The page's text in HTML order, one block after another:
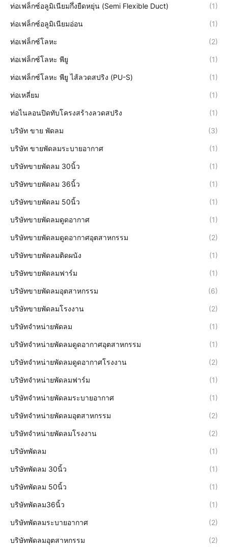
ท่อเฟล็กซ์อลูมิเนียมกึ่งยืดหยุ่น (Semi Flexible Duct) (1)
ท่อเฟล็กซ์อลูมิเนียมอ่อน (1)
ท่อเฟล็กซ์โลหะ (2)
ท่อเฟล็กซ์โลหะ พียู (1)
ท่อเฟล็กซ์โลหะ พียู ไส้ลวดสปริง (PU-S) (1)
ท่อเหลี่ยม (1)
ท่อไนลอนปิดทับโครงสร้างลวดสปริง (1)
บริษัท ขาย พัดลม (3)
บริษัท ขายพัดลมระบายอากาศ (1)
บริษัทขายพัดลม 30นิ้ว (1)
บริษัทขายพัดลม 36นิ้ว (1)
บริษัทขายพัดลม 50นิ้ว (1)
บริษัทขายพัดลมดูดอากาศ (1)
บริษัทขายพัดลมดูดอากาศอุตสาหกรรม (2)
บริษัทขายพัดลมติดผนัง (1)
บริษัทขายพัดลมฟาร์ม (1)
บริษัทขายพัดลมอุตสาหกรรม (6)
บริษัทขายพัดลมโรงงาน (2)
บริษัทจำหน่ายพัดลม (1)
บริษัทจำหน่ายพัดลมดูดอากาศอุตสาหกรรม (1)
บริษัทจำหน่ายพัดลมดูดอากาศโรงงาน (2)
บริษัทจำหน่ายพัดลมฟาร์ม (1)
บริษัทจำหน่ายพัดลมระบายอากาศ (1)
บริษัทจำหน่ายพัดลมอุตสาหกรรม (2)
บริษัทจำหน่ายพัดลมโรงงาน (2)
บริษัทพัดลม (1)
บริษัทพัดลม 30นิ้ว (1)
บริษัทพัดลม 50นิ้ว (1)
บริษัทพัดลม36นิ้ว (1)
บริษัทพัดลมระบายอากาศ (2)
บริษัทพัดลมอุตสาหกรรม (2)